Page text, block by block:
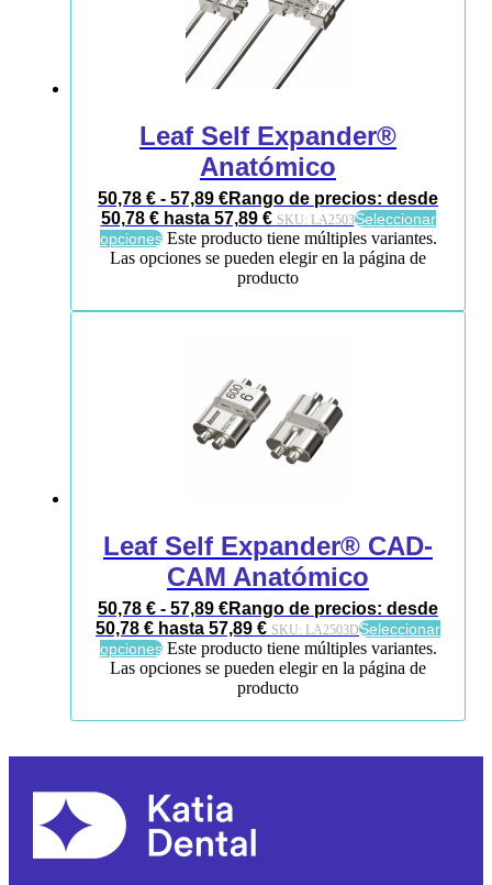
Leaf Self Expander®
Anatómico
50,78 € - 57,89 €Rango de precios: desde
50,78 € hasta 57,89 € SKU: LA2503Seleccionar
opciones Este producto tiene múltiples variantes.
Las opciones se pueden elegir en la página de
producto
Leaf Self Expander® CAD-
CAM Anatómico
50,78 € - 57,89 €Rango de precios: desde
50,78 € hasta 57,89 € SKU: LA2503DSeleccionar
opciones Este producto tiene múltiples variantes.
Las opciones se pueden elegir en la página de
producto